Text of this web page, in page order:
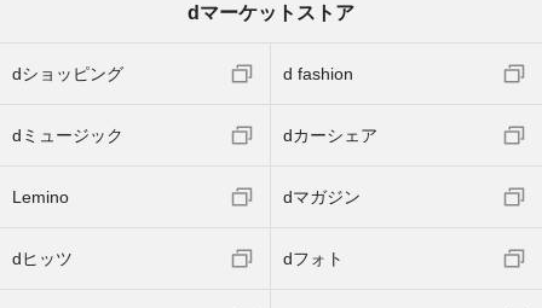
dマーケットストア
dショッピング d fashion
dミュージック dカーシェア
Lemino dマガジン
dヒッツ dフォト